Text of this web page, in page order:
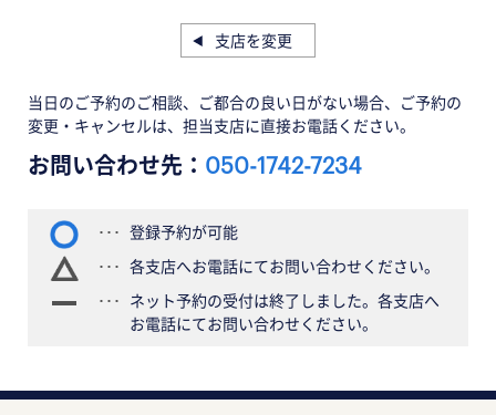
支店を変更
当日のご予約のご相談、ご都合の良い日がない場合、ご予約の
変更・キャンセルは、担当支店に直接お電話ください。
お問い合わせ先： 050-1742-7234
登録予約が可能
各支店へお電話にてお問い合わせください。
ネット予約の受付は終了しました。各支店へ
お電話にてお問い合わせください。